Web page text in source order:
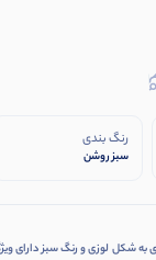
رنگ بندی
سبز روشن
به شکل لوزی و رنگ سبز دارای